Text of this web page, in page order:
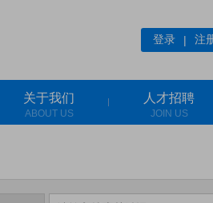
登录 | 注
关于我们
ABOUT US
人才招聘
JOIN US